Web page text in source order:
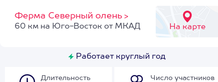
Ферма Северный олень >
На карте
60 км на Юго-Восток от МКАД
Работает круглый год
Длительность
Число участников